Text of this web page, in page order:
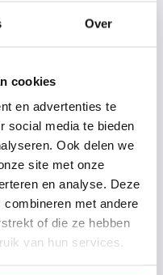
Over
cookies
en advertenties te
social media te bieden
Ook delen we
site met onze
en analyse. Deze
met andere
of die ze hebben
van hun services.
Stuur ons
stamdikte en
uw plant of
ziet? We
niet bereikbaar)